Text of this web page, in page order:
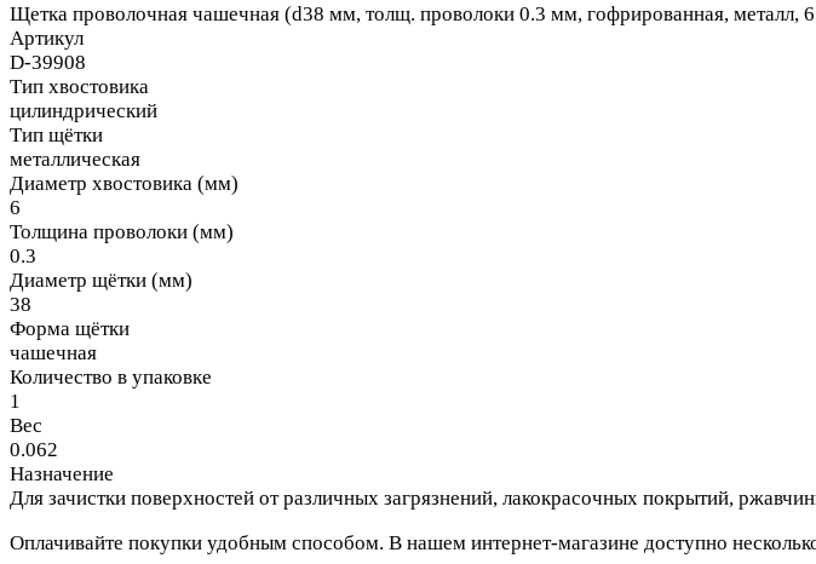
Щетка проволочная чашечная (d38 мм, толщ. проволоки 0.3 мм, гофрированная, металл,
Артикул
D-39908
Тип хвостовика
цилиндрический
Тип щётки
металлическая
Диаметр хвостовика (мм)
6
Толщина проволоки (мм)
0.3
Диаметр щётки (мм)
38
Форма щётки
чашечная
Количество в упаковке
1
Вес
0.062
Назначение
Для зачистки поверхностей от различных загрязнений, лакокрасочных покрытий,
Оплачивайте покупки удобным способом. В нашем интернет-магазине доступно